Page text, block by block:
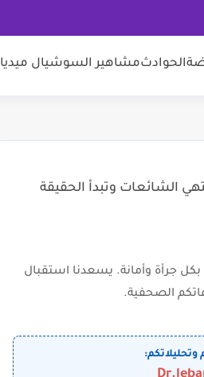
الحوادثمشاهير السوشيال ميديا
الشائعات وتبدأ الحقيقة
جرأة وأمانة. يسعدنا استقبال
الصحفية.